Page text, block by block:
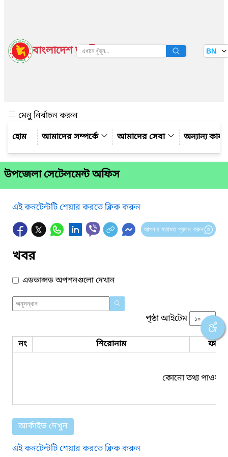
বাংলাদেশ জাতীয় তথ্য বাতায়ন BN
মেনু নির্বাচন করুন
আমাদের সম্পর্কে
আমাদের সেবা অন্যান্য
উপজেলা সেটেলমেন্ট অফিস
এই কনটেন্টটি শেয়ার করতে ক্লিক করুন
আপনার মতামত প্রদান করুন
খবর
এডভান্সড অপশনগুলো দেখান
পৃষ্ঠা আইটেম
নং শিরোনাম ফাইল
কোনো তথ্য পাওয়া
আর্কাইভ দেখুন
এই কনটেন্টটি শেয়ার করতে ক্লিক করুন